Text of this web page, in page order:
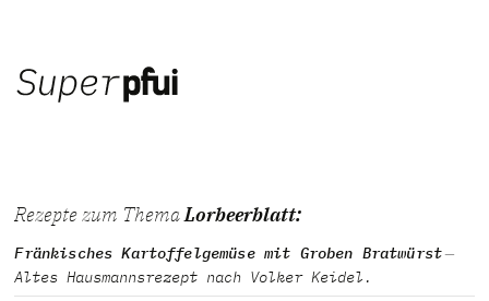
Rezepte zum ThemaLorbeerblatt:
Fränkisches Kartoffelgemüse mit Groben Bratwürst
Altes Hausmannsrezept nach Volker Keidel.